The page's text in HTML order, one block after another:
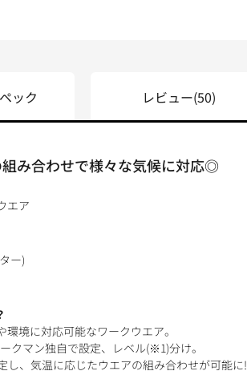
み合わせで様々な気候に対応◎
エア
ー)
境に対応可能なワークウエア。
クマン独自で設定、レベル(※1)分け。
、気温に応じたウエアの組み合わせが可能に!
ック レビュー(50)